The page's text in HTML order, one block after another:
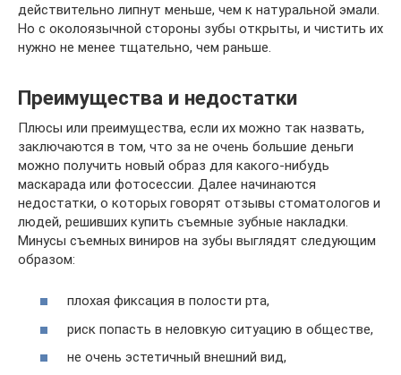
действительно липнут меньше, чем к натуральной эмали.
Но с околоязычной стороны зубы открыты, и чистить их
нужно не менее тщательно, чем раньше.
Преимущества и недостатки
Плюсы или преимущества, если их можно так назвать,
заключаются в том, что за не очень большие деньги
можно получить новый образ для какого-нибудь
маскарада или фотосессии. Далее начинаются
недостатки, о которых говорят отзывы стоматологов и
людей, решивших купить съемные зубные накладки.
Минусы съемных виниров на зубы выглядят следующим
образом:
плохая фиксация в полости рта,
риск попасть в неловкую ситуацию в обществе,
не очень эстетичный внешний вид,